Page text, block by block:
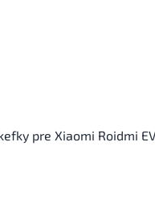
pre Xiaomi Roidmi